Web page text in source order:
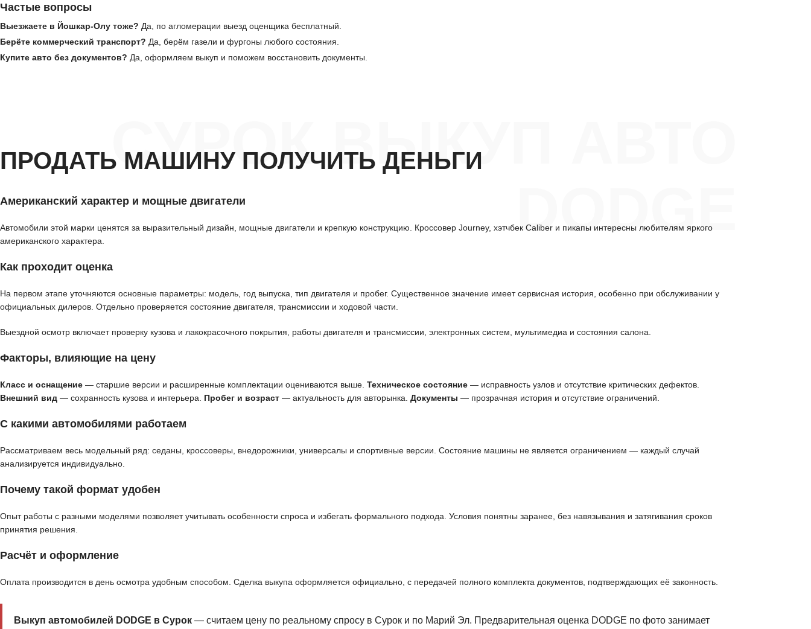
Частые вопросы
Выезжаете в Йошкар-Олу тоже? Да, по агломерации выезд оценщика бесплатный.
Берёте коммерческий транспорт? Да, берём газели и фургоны любого состояния.
Купите авто без документов? Да, оформляем выкуп и поможем восстановить документы.
СУРОК ВЫКУП АВТО
DODGE
ПРОДАТЬ МАШИНУ ПОЛУЧИТЬ ДЕНЬГИ
Американский характер и мощные двигатели
Автомобили этой марки ценятся за выразительный дизайн, мощные двигатели и крепкую конструкцию. Кроссовер Journey, хэтчбек Caliber и пикапы интересны любителям яркого
американского характера.
Как проходит оценка
На первом этапе уточняются основные параметры: модель, год выпуска, тип двигателя и пробег. Существенное значение имеет сервисная история, особенно при обслуживании у
официальных дилеров. Отдельно проверяется состояние двигателя, трансмиссии и ходовой части.
Выездной осмотр включает проверку кузова и лакокрасочного покрытия, работы двигателя и трансмиссии, электронных систем, мультимедиа и состояния салона.
Факторы, влияющие на цену
Класс и оснащение — старшие версии и расширенные комплектации оцениваются выше. Техническое состояние — исправность узлов и отсутствие критических дефектов.
Внешний вид — сохранность кузова и интерьера. Пробег и возраст — актуальность для авторынка. Документы — прозрачная история и отсутствие ограничений.
С какими автомобилями работаем
Рассматриваем весь модельный ряд: седаны, кроссоверы, внедорожники, универсалы и спортивные версии. Состояние машины не является ограничением — каждый случай
анализируется индивидуально.
Почему такой формат удобен
Опыт работы с разными моделями позволяет учитывать особенности спроса и избегать формального подхода. Условия понятны заранее, без навязывания и затягивания сроков
принятия решения.
Расчёт и оформление
Оплата производится в день осмотра удобным способом. Сделка выкупа оформляется официально, с передачей полного комплекта документов, подтверждающих её законность.
Выкуп автомобилей DODGE в Сурок— считаем цену по реальному спросу в Сурок и по Марий Эл. Предварительная оценка DODGE по фото занимает